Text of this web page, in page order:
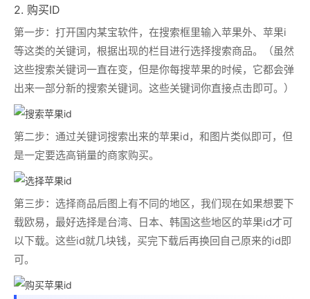
2. 购买ID
第一步： 打开国内某宝软件，在搜索框里输入苹果外、苹果i
等这类的关键词，根据出现的栏目进行选择搜索商品。（虽然
这些搜索关键词一直在变，但是你每搜苹果的时候，它都会弹
出来一部分新的搜索关键词。这些关键词你直接点击即可。）
第二步： 通过关键词搜索出来的苹果id，和图片类似即可，但
是一定要选高销量的商家购买。
第三步： 选择商品后图上有不同的地区，我们现在如果想要下
载欧易，最好选择是台湾、日本、韩国这些地区的苹果id才可
以下载。这些id就几块钱，买完下载后再换回自己原来的id即
可。